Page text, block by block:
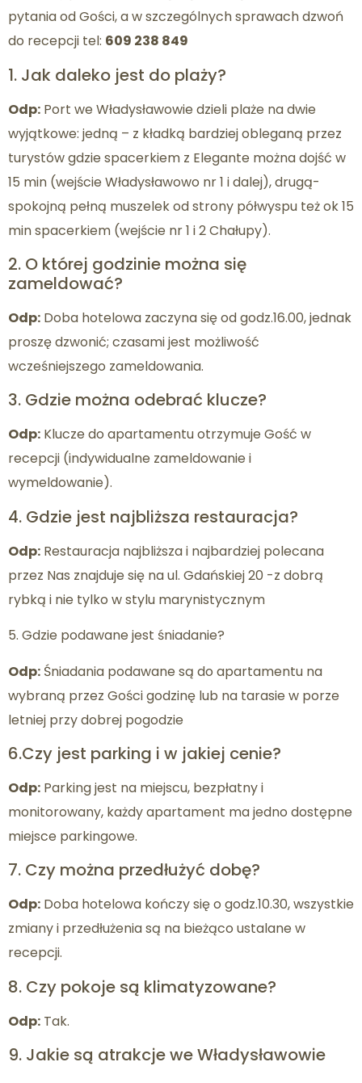
pytania od Gości, a w szczególnych sprawach dzwoń
do recepcji tel: 609 238 849
1. Jak daleko jest do plaży?
Odp: Port we Władysławowie dzieli plaże na dwie
wyjątkowe: jedną – z kładką bardziej obleganą przez
turystów gdzie spacerkiem z Elegante można dojść w
15 min (wejście Władysławowo nr 1 i dalej), drugą-
spokojną pełną muszelek od strony półwyspu też ok 15
min spacerkiem (wejście nr 1 i 2 Chałupy).
2. O której godzinie można się
zameldować?
Odp: Doba hotelowa zaczyna się od godz.16.00, jednak
proszę dzwonić; czasami jest możliwość
wcześniejszego zameldowania.
3. Gdzie można odebrać klucze?
Odp: Klucze do apartamentu otrzymuje Gość w
recepcji (indywidualne zameldowanie i
wymeldowanie).
4. Gdzie jest najbliższa restauracja?
Odp: Restauracja najbliższa i najbardziej polecana
przez Nas znajduje się na ul. Gdańskiej 20 -z dobrą
rybką i nie tylko w stylu marynistycznym
5. Gdzie podawane jest śniadanie?
Odp: Śniadania podawane są do apartamentu na
wybraną przez Gości godzinę lub na tarasie w porze
letniej przy dobrej pogodzie
6.Czy jest parking i w jakiej cenie?
Odp: Parking jest na miejscu, bezpłatny i
monitorowany, każdy apartament ma jedno dostępne
miejsce parkingowe.
7. Czy można przedłużyć dobę?
Odp: Doba hotelowa kończy się o godz.10.30, wszystkie
zmiany i przedłużenia są na bieżąco ustalane w
recepcji.
8. Czy pokoje są klimatyzowane?
Odp: Tak.
9. Jakie są atrakcje we Władysławowie